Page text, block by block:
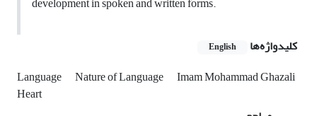
کلیدواژه‌ها
English
Language Nature of Language
Imam Mohammad Ghazali
Heart